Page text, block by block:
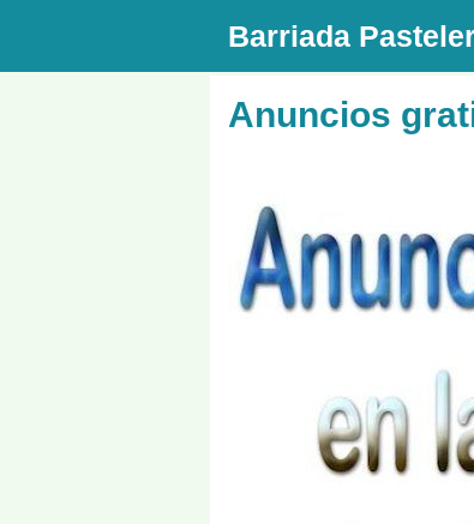
contenido
Barriada
Anuncios